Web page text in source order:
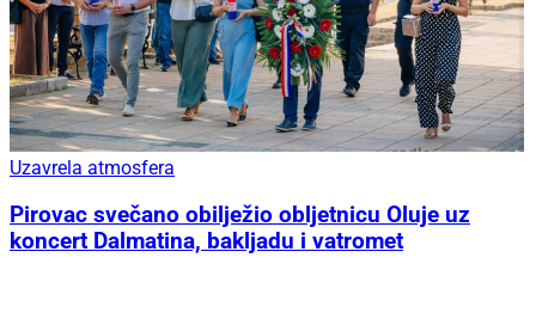
Uzavrela atmosfera
Pirovac svečano obilježio obljetnicu Oluje uz
koncert Dalmatina, bakljadu i vatromet